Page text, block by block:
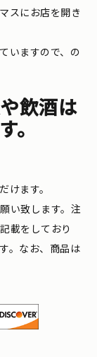
スにお店を開き
いますので、の
飲酒は
。
けます。
い致します。注
載をしており
。なお、商品は